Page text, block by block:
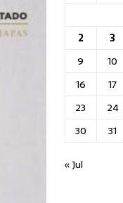
2
3
9
10
16
17
23
24
30
31
« Jul